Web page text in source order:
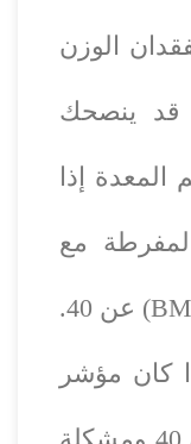
الوزن
قد ينصحك
المعدة إذا
مع
زيادة مؤشر كتلة الجسم (BMI) عن 40.
كان مؤشر